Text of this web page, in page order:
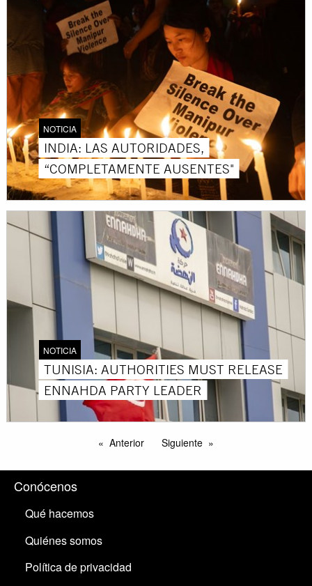
NOTICIA
INDIA: LAS AUTORIDADES,
“COMPLETAMENTE AUSENTES"
NOTICIA
TUNISIA: AUTHORITIES MUST RELEASE
ENNAHDA PARTY LEADER
Anterior Siguiente
Conócenos
Qué hacemos
Quiénes somos
Política de privacidad